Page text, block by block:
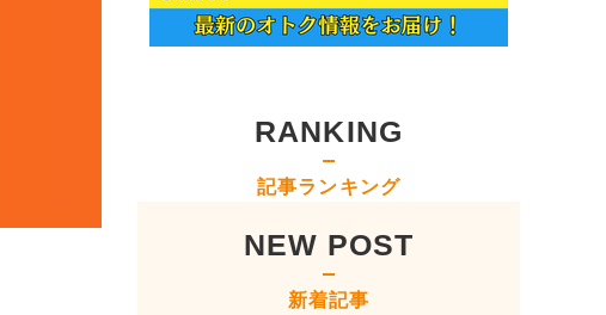
RANKING
記事ランキング
NEW POST
新着記事